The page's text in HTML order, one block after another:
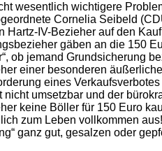
wesentlich wichtigere
Cornelia Seibeld
Hartz-IV-Bezieher auf den
gäben an die 150
ob jemand Grundsicherung
einer besonderen
eines
nicht umsetzbar und der
keine Böller für 150 Euro
zum Leben vollkommen
ganz gut, gesalzen oder